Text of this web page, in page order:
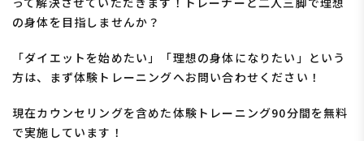
の身体を目指しませんか？
「ダイエットを始めたい」「理想の身体になりたい」 という
方は、まず体験トレーニングへお問い合わせください！
現在カウンセリングを含めた体験トレーニング90分間を無料
で実施しています！